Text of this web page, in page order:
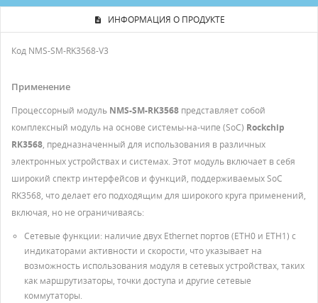
ИНФОРМАЦИЯ О ПРОДУКТЕ
Код NMS-SM-RK3568-V3
Применение
Процессорный модуль NMS-SM-RK3568 представляет собой
комплексный модуль на основе системы-на-чипе (SoC) Rockchip
RK3568, предназначенный для использования в различных
электронных устройствах и системах. Этот модуль включает в себя
широкий спектр интерфейсов и функций, поддерживаемых SoC
RK3568, что делает его подходящим для широкого круга применений,
включая, но не ограничиваясь:
Сетевые функции: наличие двух Ethernet портов (ETH0 и ETH1) с
индикаторами активности и скорости, что указывает на
возможность использования модуля в сетевых устройствах, таких
как маршрутизаторы, точки доступа и другие сетевые
коммутаторы.